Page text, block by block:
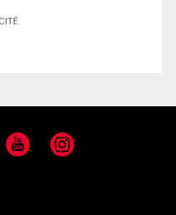
YouTube Instagram